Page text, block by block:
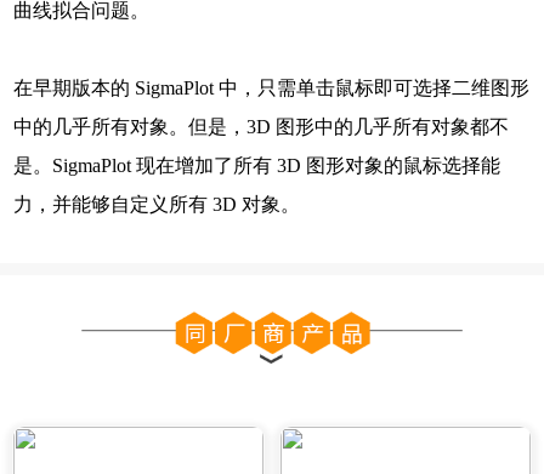
曲线拟合问题。
在早期版本的 SigmaPlot 中，只需单击鼠标即可选择二维图形
中的几乎所有对象。但是，3D 图形中的几乎所有对象都不
是。SigmaPlot 现在增加了所有 3D 图形对象的鼠标选择能
力，并能够自定义所有 3D 对象。